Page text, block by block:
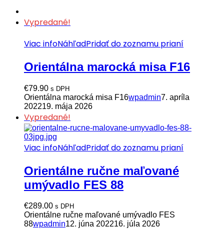
Vypredané!
Viac infoNáhľadPridať do zoznamu prianí
Orientálna marocká misa F16
€79.90 s DPH
Orientálna marocká misa F16wpadmin7. apríla
202219. mája 2026
Vypredané!
Viac infoNáhľadPridať do zoznamu prianí
Orientálne ručne maľované
umývadlo FES 88
€289.00 s DPH
Orientálne ručne maľované umývadlo FES
88wpadmin12. júna 202216. júla 2026